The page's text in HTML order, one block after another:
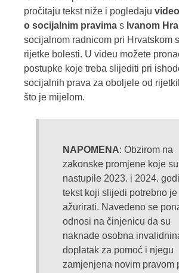
pročitaju tekst niže i pogledaju
o socijalnim pravima s Ivanom
socijalnom radnicom pri Hrvatskom
rijetke bolesti. U videu možete
postupke koje treba slijediti pri
socijalnih prava za oboljele od
što je mijelom.
NAPOMENA: Obzirom na
zakonske promjene koje su
nastupile 2023. i 2024.
tekst koji slijedi potrebno je
ažurirati. Navedeno se
odnosi na činjenicu da su
naknade osobna
doplatak za pomoć i njegu
zamjenjena novim pravom